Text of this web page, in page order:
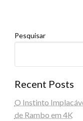
Pesquisar
Recent Posts
O Instinto
de Rambo em 4K